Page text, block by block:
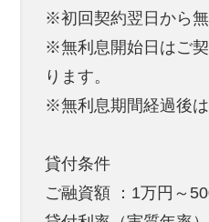
※初回契約翌日から
※無利息開始日はご
ります。
※無利息期間経過後は
貸付条件
ご融資額 ：1万円～